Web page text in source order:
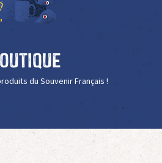
du Souvenir Français !